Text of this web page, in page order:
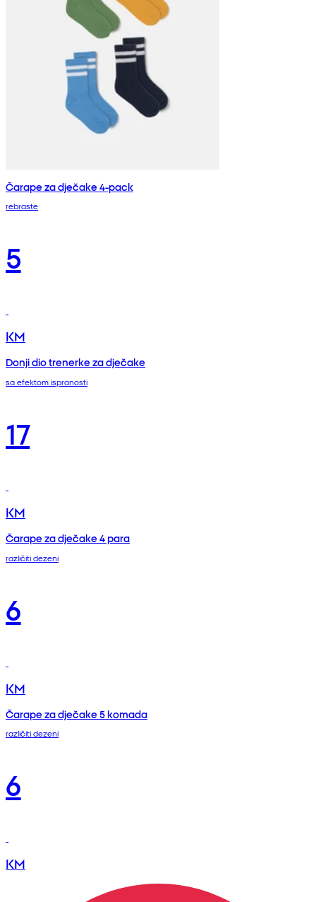
Čarape za dječake 4-pack
rebraste
5
KM
Donji dio trenerke za dječake
sa efektom ispranosti
17
KM
Čarape za dječake 4 para
različiti dezeni
6
KM
Čarape za dječake 5 komada
različiti dezeni
6
KM